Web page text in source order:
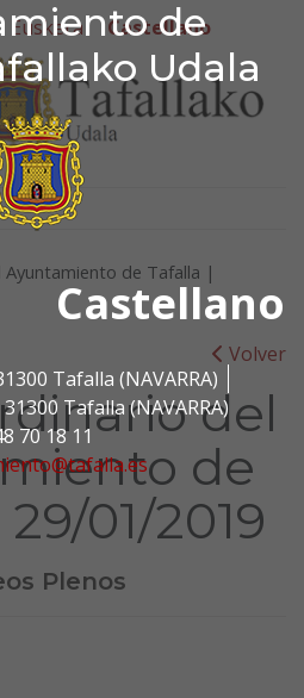
de
Udala
Castellano
Tafalla (NAVARRA)
Tafalla (NAVARRA)
70 18 11
de
Euskera Castellano
Ayuntamiento de Tafalla |
Volver
del
de
01/2019
Plenos